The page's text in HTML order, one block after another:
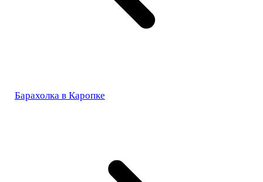
Барахолка в Каропке